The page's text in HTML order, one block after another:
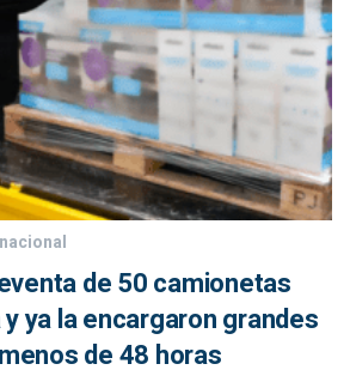
de 50 camionetas
ya la encargaron grandes
de 48 horas